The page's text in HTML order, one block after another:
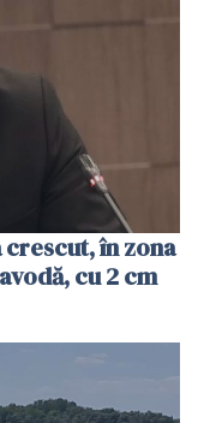
crescut, în zona
cu 2 cm